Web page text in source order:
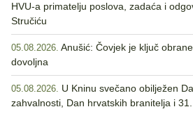
HVU-a primatelju poslova, zadaća i
Stručiću
05.08.2026. Anušić: Čovjek je ključ
dovoljna
05.08.2026. U Kninu svečano obilježen
zahvalnosti, Dan hrvatskih branitelja i